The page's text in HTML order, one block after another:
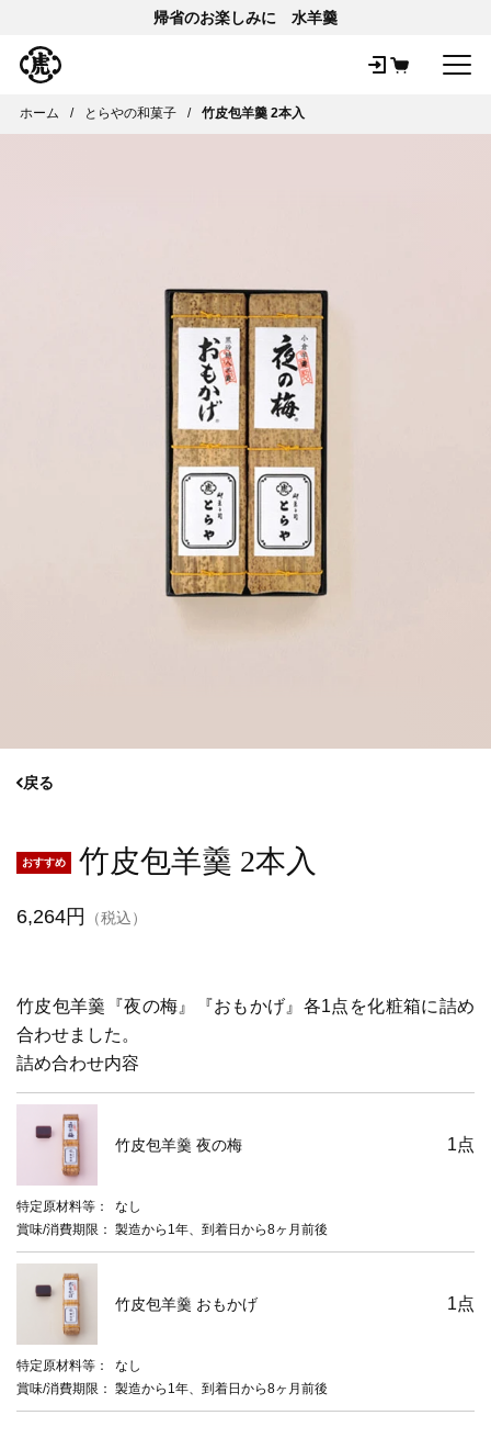
帰省のお楽しみに 水羊羹
ホーム とらやの和菓子 竹皮包羊羹 2本入
戻る
竹皮包羊羹 2本入
6,264円 （税込）
竹皮包羊羹『夜の梅』『おもかげ』各1点を化粧箱に詰め
合わせました。
詰め合わせ内容
竹皮包羊羹 夜の梅
特定原材料等
なし
賞味/消費期限
製造から1年、到着日から8ヶ月前後
1点
竹皮包羊羹 おもかげ
特定原材料等
なし
賞味/消費期限
製造から1年、到着日から8ヶ月前後
1点